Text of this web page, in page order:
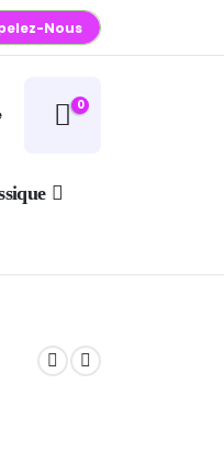
Nous
0